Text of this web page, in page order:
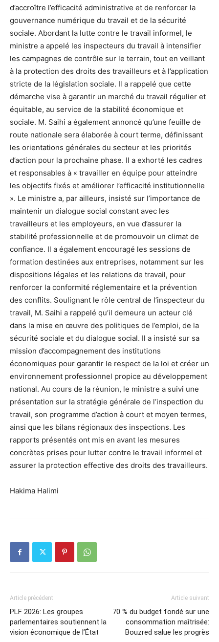
d’accroître l’efficacité administrative et de renforcer la
gouvernance numérique du travail et de la sécurité
sociale. Abordant la lutte contre le travail informel, le
ministre a appelé les inspecteurs du travail à intensifier
les campagnes de contrôle sur le terrain, tout en veillant
à la protection des droits des travailleurs et à l’application
stricte de la législation sociale. Il a rappelé que cette
démarche vise à garantir un marché du travail régulier et
équitable, au service de la stabilité économique et
sociale. M. Saihi a également annoncé qu’une feuille de
route nationale sera élaborée à court terme, définissant
les orientations générales du secteur et les priorités
d’action pour la prochaine phase. Il a exhorté les cadres
et responsables à « travailler en équipe pour atteindre
les objectifs fixés et améliorer l’efficacité institutionnelle
». Le ministre a, par ailleurs, insisté sur l’importance de
maintenir un dialogue social constant avec les
travailleurs et les employeurs, en vue d’assurer la
stabilité professionnelle et de promouvoir un climat de
confiance. Il a également encouragé les sessions de
formation destinées aux entreprises, notamment sur les
dispositions légales et les relations de travail, pour
renforcer la conformité réglementaire et la prévention
des conflits. Soulignant le rôle central de l’inspecteur du
travail, M. Saihi a rappelé qu’il demeure un acteur clé
dans la mise en œuvre des politiques de l’emploi, de la
sécurité sociale et du dialogue social. Il a insisté sur sa
mission d’accompagnement des institutions
économiques pour garantir le respect de la loi et créer un
environnement professionnel propice au développement
national. Au cours de la réunion, le ministre a suivi une
présentation sur la stratégie générale de l’inspection du
travail, son programme d’action à court et moyen termes,
ainsi que les bilans régionaux des inspections. Les
rapports présentés ont mis en avant les mesures
concrètes prises pour lutter contre le travail informel et
assurer la protection effective des droits des travailleurs.
Hakima Halimi
Article précédent
PLF 2026: Les groupes
parlementaires soutiennent la
vision économique de l’État
Article suivant
70 % du budget fondé sur une
consommation maîtrisée:
Bouzred salue les progrès